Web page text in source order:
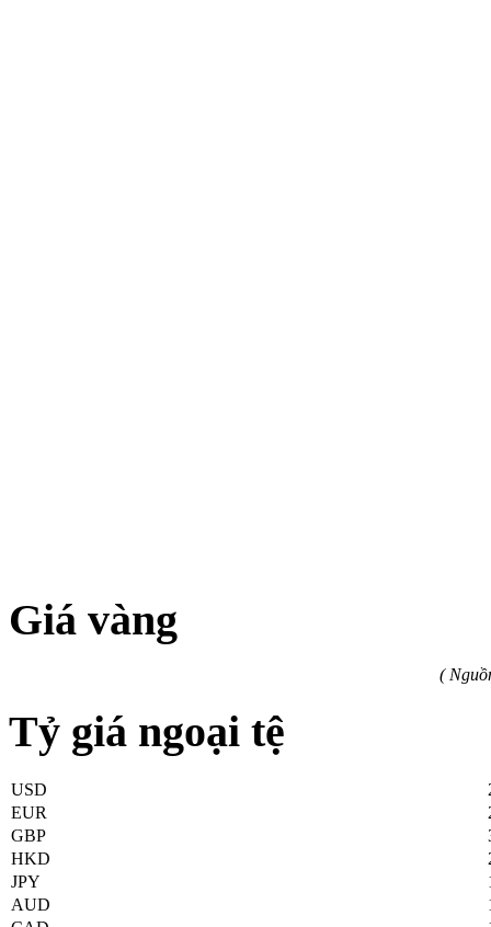
Giá vàng
(
Tỷ giá ngoại tệ
USD
EUR
GBP
HKD
JPY
AUD